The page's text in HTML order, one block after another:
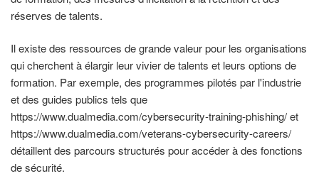
réserves de talents.
Il existe des ressources de grande valeur pour les organisations
qui cherchent à élargir leur vivier de talents et leurs options de
formation. Par exemple, des programmes pilotés par l'industrie
et des guides publics tels que
https://www.dualmedia.com/cybersecurity-training-phishing/ et
https://www.dualmedia.com/veterans-cybersecurity-careers/
détaillent des parcours structurés pour accéder à des fonctions
de sécurité.